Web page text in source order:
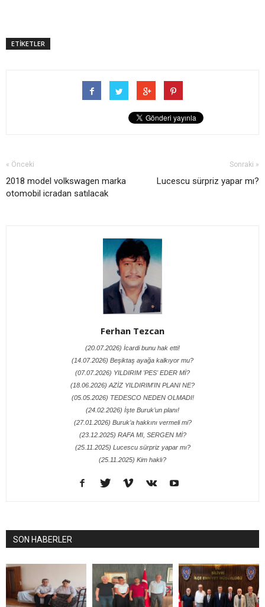
ETİKETLER
« Önceki
2018 model volkswagen marka
otomobil icradan satılacak
Sonraki »
Lucescu sürpriz yapar mı?
Ferhan Tezcan
(20.07.2026) İcardi bunu hak etti!
(14.07.2026) Beşiktaş ayağa kalkıyor mu?
(07.07.2026) YILDIRIM 'PES' EDER Mİ?
(18.06.2026) AZİZ YILDIRIM'IN PLANI NE?
(05.05.2026) TEDESCO NEDEN OLMADI!
(24.02.2026) İşte Buruk’un planı!
(27.01.2026) Buruk’a hakkını vermeli mi?
(23.12.2025) RAFA MI, SERGEN Mİ?
(25.11.2025) Lucescu sürpriz yapar mı?
(25.11.2025) Kim haklı?
SON HABERLER